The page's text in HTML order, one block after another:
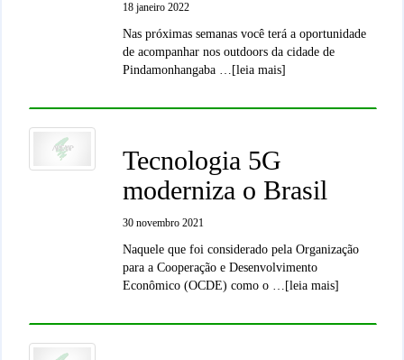
18 janeiro 2022
Nas próximas semanas você terá a oportunidade
de acompanhar nos outdoors da cidade de
Pindamonhangaba …[leia mais]
Tecnologia 5G
moderniza o Brasil
30 novembro 2021
Naquele que foi considerado pela Organização
para a Cooperação e Desenvolvimento
Econômico (OCDE) como o …[leia mais]